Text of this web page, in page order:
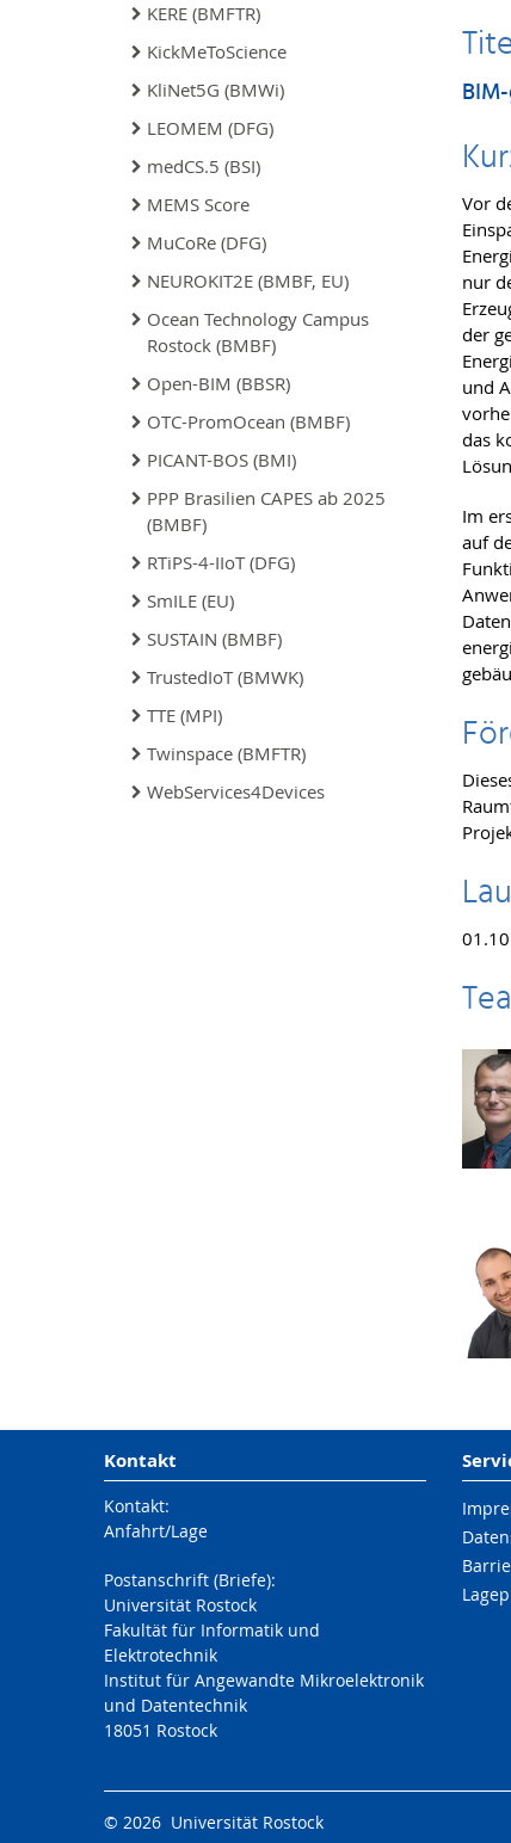
KERE (BMFTR)
KickMeToScience
KliNet5G (BMWi)
LEOMEM (DFG)
medCS.5 (BSI)
MEMS Score
MuCoRe (DFG)
NEUROKIT2E (BMBF, EU)
Ocean Technology Campus
Rostock (BMBF)
Open-BIM (BBSR)
OTC-PromOcean (BMBF)
PICANT-BOS (BMI)
PPP Brasilien CAPES ab 2025
(BMBF)
RTiPS-4-IIoT (DFG)
SmILE (EU)
SUSTAIN (BMBF)
TrustedIoT (BMWK)
TTE (MPI)
Twinspace (BMFTR)
WebServices4Devices
Vor
nur
der
und
das
Im
auf
Kontakt
Kontakt:
Anfahrt/Lage
Postanschrift (Briefe):
Universität Rostock
Fakultät für Informatik und
Elektrotechnik
Institut für Angewandte Mikroelektronik
und Datentechnik
18051 Rostock
© 2026 Universität Rostock